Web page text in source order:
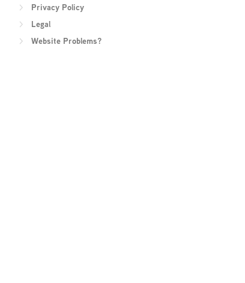
Privacy Policy
Legal
Website Problems?